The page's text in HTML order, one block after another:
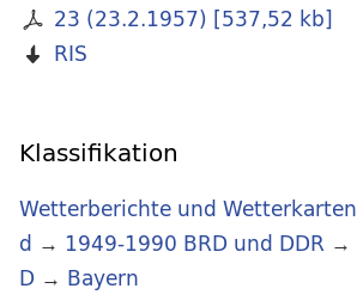
23 (23.2.1957) [537,52 kb]
RIS
Klassifikation
Wetterberichte und Wetterkarten
d → 1949-1990 BRD und DDR →
D → Bayern